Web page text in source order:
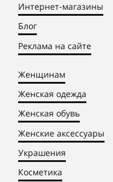
Интернет-магазины
Блог
Реклама на сайте
Женщинам
Женская одежда
Женская обувь
Женские аксессуары
Украшения
Косметика